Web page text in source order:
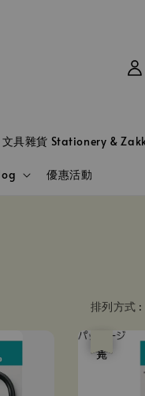
文具雜貨 Stationery &
優惠活動
排列方式 :